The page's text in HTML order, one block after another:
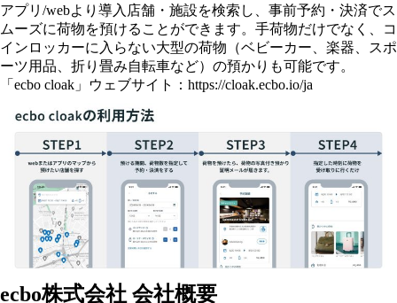
アプリ/webより導入店舗・施設を検索し、事前予約・決済でス
ムーズに荷物を預けることができます。手荷物だけでなく、コ
インロッカーに入らない大型の荷物（ベビーカー、楽器、スポ
ーツ用品、折り畳み自転車など）の預かりも可能です。
「ecbo cloak」ウェブサイト： https://cloak.ecbo.io/ja
ecbo株式会社 会社概要